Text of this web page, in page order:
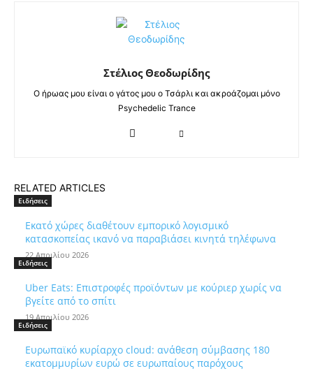
Στέλιος Θεοδωρίδης
Ο ήρωας μου είναι ο γάτος μου ο Τσάρλι και ακροάζομαι μόνο
Psychedelic Trance
RELATED ARTICLES
Ειδήσεις
Εκατό χώρες διαθέτουν εμπορικό λογισμικό
κατασκοπείας ικανό να παραβιάσει κινητά τηλέφωνα
22 Απριλίου 2026
Ειδήσεις
Uber Eats: Επιστροφές προϊόντων με κούριερ χωρίς να
βγείτε από το σπίτι
19 Απριλίου 2026
Ειδήσεις
Ευρωπαϊκό κυρίαρχο cloud: ανάθεση σύμβασης 180
εκατομμυρίων ευρώ σε ευρωπαίους παρόχους